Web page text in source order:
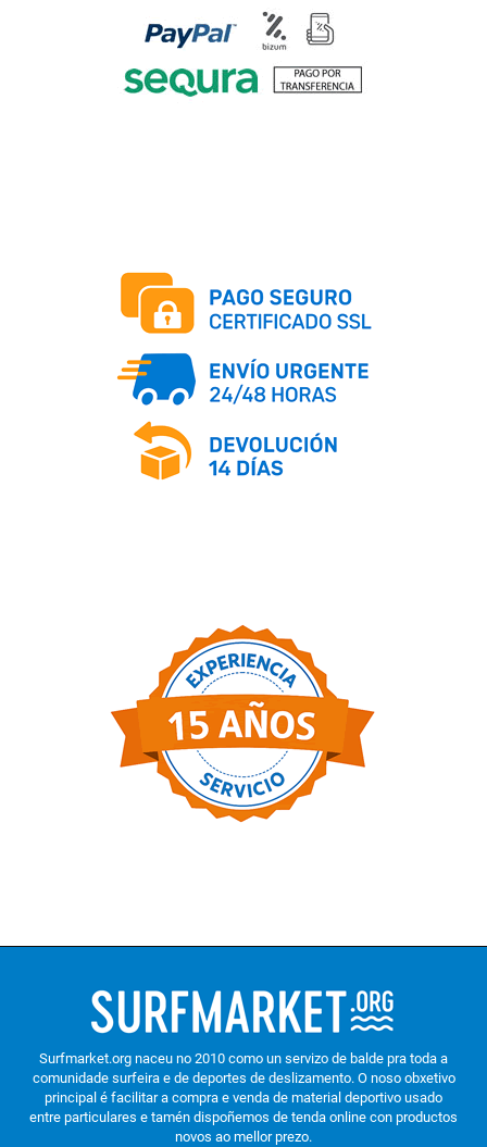
Surfmarket.org naceu no 2010 como un servizo de balde pra toda a
comunidade surfeira e de deportes de deslizamento. O noso obxetivo
principal é facilitar a compra e venda de material deportivo usado
entre particulares e tamén dispoñemos de tenda online con productos
novos ao mellor prezo.